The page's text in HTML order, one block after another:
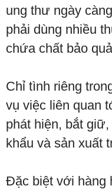
ung thư ngày
phải dùng nhiều
chứa chất bảo
Chỉ tình riêng
vụ việc liên quan
phát hiện, bắt
khẩu và sản xuất
Đặc biệt với hàng